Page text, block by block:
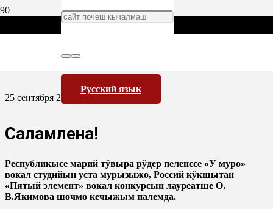
Русский язык
25 сентября 2017
Саламлена!
Республикысе марий тӱвыра рӱдер пеленссе «У муро»
вокал студийын уста мурызыжо, Россий кӱкшытан
«Пятый элемент» вокал конкурсын лауреатше О.
В.Якимова шочмо кечыжым палемда.